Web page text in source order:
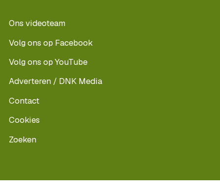
Ons videoteam
Volg ons op Facebook
Volg ons op YouTube
Adverteren / DNK Media
Contact
Cookies
Zoeken